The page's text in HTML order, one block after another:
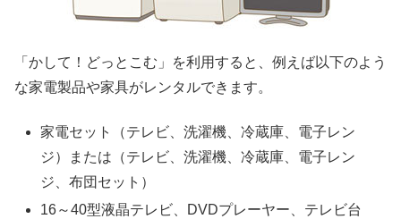
「かして！どっとこむ」を利用すると、例えば以下のよう
な家電製品や家具がレンタルできます。
家電セット（テレビ、洗濯機、冷蔵庫、電子レン
ジ）または（テレビ、洗濯機、冷蔵庫、電子レン
ジ、布団セット）
16～40型液晶テレビ、DVDプレーヤー、テレビ台